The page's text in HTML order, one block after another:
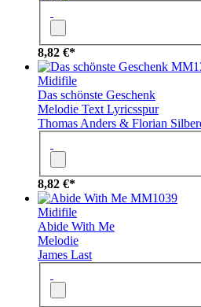
8,82 €*
Midifile
Das schönste Geschenk
Melodie Text Lyricsspur
Thomas Anders & Florian
8,82 €*
MM1039
Midifile
Abide With Me
Melodie
James Last